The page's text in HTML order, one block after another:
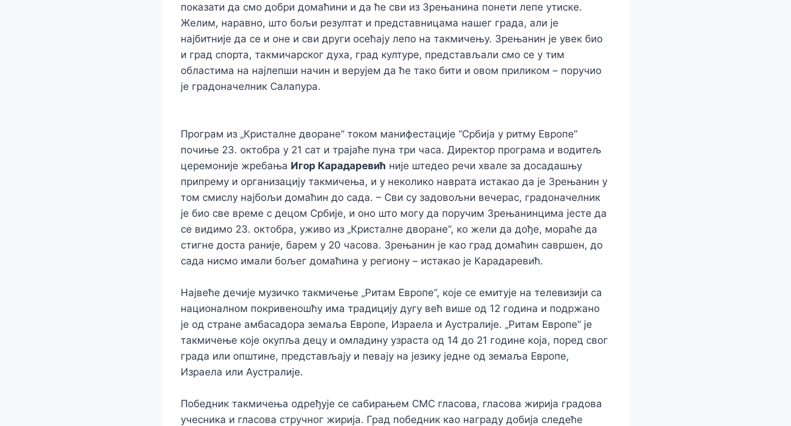
показати да смо добри домаћини и да ће сви из Зрењанина понети лепе утиске.
Желим, наравно, што бољи резултат и представницама нашег града, али је
најбитније да се и оне и сви други осећају лепо на такмичењу. Зрењанин је увек био
и град спорта, такмичарског духа, град културе, представљали смо се у тим
областима на најлепши начин и верујем да ће тако бити и овом приликом – поручио
је градоначелник Салапура.
Програм из „Кристалне дворане“ током манифестације “Србија у ритму Европе”
почиње 23. октобра у 21 сат и трајаће пуна три часа. Директор програма и водитељ
церемоније жребања Игор Карадаревић није штедео речи хвале за досадашњу
припрему и организацију такмичења, и у неколико наврата истакао да је Зрењанин у
том смислу најбољи домаћин до сада. – Сви су задовољни вечерас, градоначелник
је био све време с децом Србије, и оно што могу да поручим Зрењанинцима јесте да
се видимо 23. октобра, уживо из „Кристалне дворане“, ко жели да дође, мораће да
стигне доста раније, барем у 20 часова. Зрењанин је као град домаћин савршен, до
сада нисмо имали бољег домаћина у региону – истакао је Карадаревић.
Највеће дечије музичко такмичење „Ритам Европе“, које се емитује на телевизији са
националном покривеношћу има традицију дугу већ више од 12 година и подржано
је од стране амбасадора земаља Европе, Израела и Аустралије. „Ритам Европе“ је
такмичење које окупља децу и омладину узраста од 14 до 21 године која, поред свог
града или општине, представљају и певају на језику једне од земаља Европе,
Израела или Аустралије.
Победник такмичења одређује се сабирањем СМС гласова, гласова жирија градова
учесника и гласова стручног жирија. Град победник као награду добија следеће